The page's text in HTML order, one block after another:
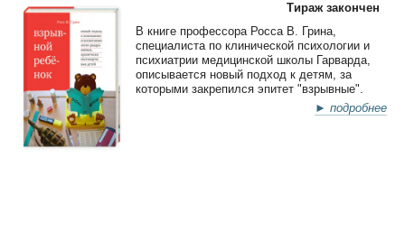
Тираж закончен
В книге профессора Росса В. Грина,
специалиста по клинической психологии и
психиатрии медицинской школы Гарварда,
описывается новый подход к детям, за
которыми закрепился эпитет "взрывные".
► подробнее